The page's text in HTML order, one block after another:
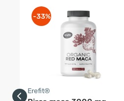
-33%
Erefit®